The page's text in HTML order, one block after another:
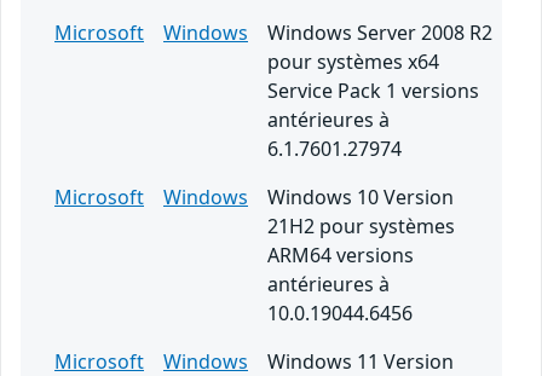
Microsoft
Windows
Windows Server 2008 R2
pour systèmes x64
Service Pack 1 versions
antérieures à
6.1.7601.27974
Microsoft
Windows
Windows 10 Version
21H2 pour systèmes
ARM64 versions
antérieures à
10.0.19044.6456
Microsoft
Windows Windows 11 Version